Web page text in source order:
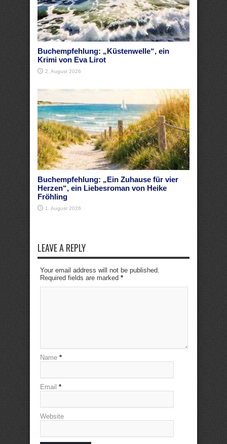
Buchempfehlung: „Küstenwelle“, ein
Krimi von Eva Lirot
2. August 2026
Buchempfehlung: „Ein Zuhause für vier
Herzen“, ein Liebesroman von Heike
Fröhling
1. August 2026
LEAVE A REPLY
Your email address will not be published.
Required fields are marked *
Name *
Email *
Website